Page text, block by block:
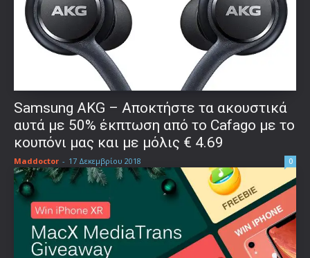
Samsung AKG – Αποκτήστε τα ακουστικά
αυτά με 50% έκπτωση από το Cafago με το
κουπόνι μας και με μόλις € 4.69
Maddoctor - 17 Δεκεμβρίου 2018 0